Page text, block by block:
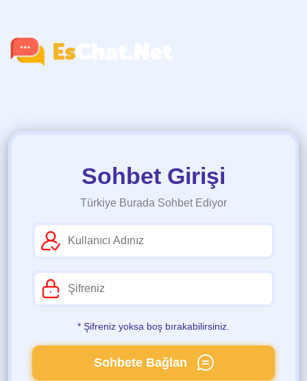
Sohbet Girişi
Türkiye Burada Sohbet Ediyor
* Şifreniz yoksa boş bırakabilirsiniz.
Sohbete Bağlan